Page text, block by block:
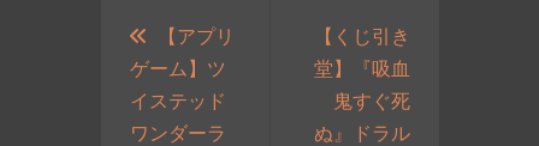
【アプリ
ゲーム】ツ
イステッド
ワンダーラ
【くじ引き
堂】『吸血
鬼すぐ死
ぬ』ドラル